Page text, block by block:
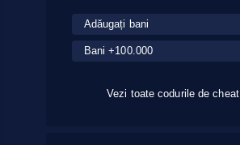
Adăugați bani
Bani +100.000
Vezi toate codurile de cheat